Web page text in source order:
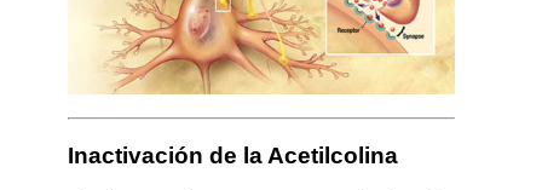
Inactivación de la Acetilcolina